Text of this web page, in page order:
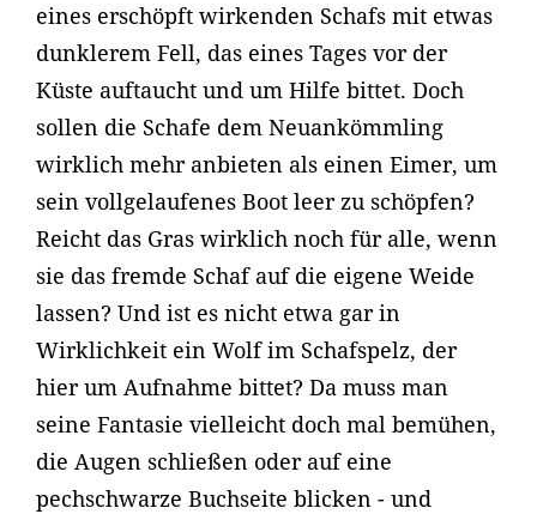
eines erschöpft wirkenden Schafs mit etwas
dunklerem Fell, das eines Tages vor der
Küste auftaucht und um Hilfe bittet. Doch
sollen die Schafe dem Neuankömmling
wirklich mehr anbieten als einen Eimer, um
sein vollgelaufenes Boot leer zu schöpfen?
Reicht das Gras wirklich noch für alle, wenn
sie das fremde Schaf auf die eigene Weide
lassen? Und ist es nicht etwa gar in
Wirklichkeit ein Wolf im Schafspelz, der
hier um Aufnahme bittet? Da muss man
seine Fantasie vielleicht doch mal bemühen,
die Augen schließen oder auf eine
pechschwarze Buchseite blicken - und